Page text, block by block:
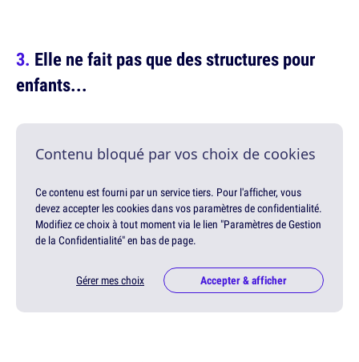
Elle ne fait pas que des structures pour
enfants...
Contenu bloqué par vos choix de cookies
Ce contenu est fourni par un service tiers. Pour l'afficher, vous
devez accepter les cookies dans vos paramètres de confidentialité.
Modifiez ce choix à tout moment via le lien "Paramètres de Gestion
de la Confidentialité" en bas de page.
Gérer mes choix Accepter & afficher